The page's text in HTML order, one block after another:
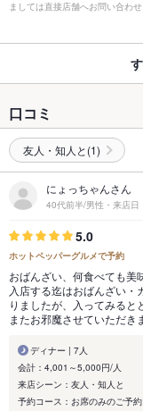
ましては直接店舗へお問い合わせ
口コミ
友人・知人と(1)
にょっちゃんさん
40代前半/男性・来店
5.0
ホットペッパーグルメで予約
おばんざい、何食べても美
入店する迄はおばんざい
りましたが、入ってみると
またお邪魔させていただき
ディナー | 7人
会計：4,001～5,000円/人
来店シーン：友人・知人と
予約コース：お席のみのご予約